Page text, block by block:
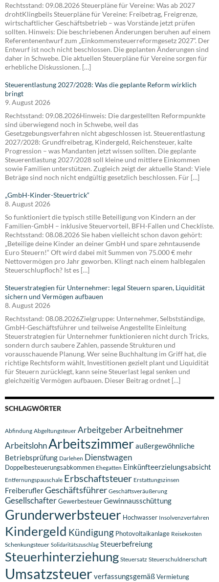
Rechtsstand: 09.08.2026 Steuerpläne für Vereine: Was ab 2027
drohtKlingbeils Steuerpläne für Vereine: Freibetrag, Freigrenze,
wirtschaftlicher Geschäftsbetrieb – was Vorstände jetzt prüfen
sollten. Hinweis: Die beschriebenen Änderungen beruhen auf einem
Referentenentwurf zum „Einkommensteuerreformgesetz 2027“. Der
Entwurf ist noch nicht beschlossen. Die geplanten Änderungen sind
daher in Schwebe. Die aktuellen Steuerpläne für Vereine sorgen für
erhebliche Diskussionen. […]
Steuerentlastung 2027/2028: Was die geplante Reform wirklich
bringt
9. August 2026
Rechtsstand: 09.08.2026Hinweis: Die dargestellten Reformpunkte
sind überwiegend noch in Schwebe, weil das
Gesetzgebungsverfahren nicht abgeschlossen ist. Steuerentlastung
2027/2028: Grundfreibetrag, Kindergeld, Reichensteuer, kalte
Progression – was Mandanten jetzt wissen sollten. Die geplante
Steuerentlastung 2027/2028 soll kleine und mittlere Einkommen
sowie Familien unterstützen. Zugleich zeigt der aktuelle Stand: Viele
Beträge sind noch nicht endgültig gesetzlich beschlossen. Für […]
„GmbH-Kinder-Steuertrick“
8. August 2026
So funktioniert die typisch stille Beteiligung von Kindern an der
Familien-GmbH – inklusive Steuervorteil, BFH-Fallen und Checkliste.
Rechtsstand: 08.08.2026 Sie haben vielleicht schon davon gehört:
„Beteilige deine Kinder an deiner GmbH und spare zehntausende
Euro Steuern!“ Oft wird dabei mit Summen von 75.000 € mehr
Nettovermögen pro Jahr geworben. Klingt nach einem halblegalen
Steuerschlupfloch? Ist es […]
Steuerstrategien für Unternehmer: legal Steuern sparen, Liquidität
sichern und Vermögen aufbauen
8. August 2026
Rechtsstand: 08.08.2026Zielgruppe: Unternehmer, Selbstständige,
GmbH-Geschäftsführer und teilweise Angestellte Einleitung
Steuerstrategien für Unternehmer funktionieren nicht durch Tricks,
sondern durch saubere Zahlen, passende Strukturen und
vorausschauende Planung. Wer seine Buchhaltung im Griff hat, die
richtige Rechtsform wählt, Investitionen gezielt plant und Liquidität
für Steuern zurücklegt, kann seine Steuerlast legal senken und
gleichzeitig Vermögen aufbauen. Dieser Beitrag ordnet […]
SCHLAGWÖRTER
Abfindung Abgeltungsteuer ArbeitgeberArbeitnehmer
ArbeitslohnArbeitszimmeraußergewöhnliche
Betriebsprüfung Darlehen Dienstwagen
Doppelbesteuerungsabkommen Ehegatten Einkünfteerzielungsabsicht
Entfernungspauschale Erbschaftsteuer Erstattungszinsen
FreiberuflerGeschäftsführer Geschäftsveräußerung
GesellschafterGewerbesteuerGewinnausschüttung
Grunderwerbsteuer Hochwasser Insolvenzverfahren
Kindergeld Kündigung Photovoltaikanlage Reisekosten
Schenkungsteuer Solidaritätszuschlag Steuerbefreiung
Steuerhinterziehung Steuersatz Steuerschuldnerschaft
Umsatzsteuer verfassungsgemäßVermietung